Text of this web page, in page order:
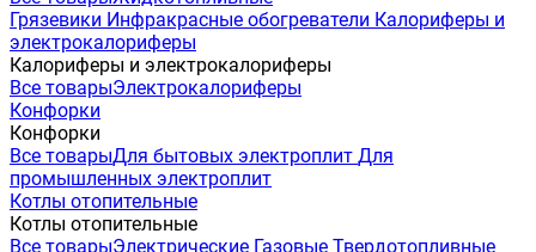
Грязевики Инфракрасные обогреватели Калориферы и
электрокалориферы
Калориферы и электрокалориферы
Все товарыЭлектрокалориферы
Конфорки
Конфорки
Все товарыДля бытовых электроплит Для
промышленных электроплит
Котлы отопительные
Котлы отопительные
Все товарыЭлектрические Газовые Твердотопливные